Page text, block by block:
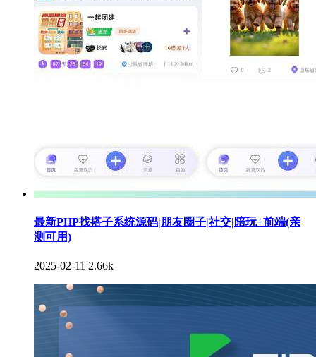
最新PHP找搭子系统源码|朋友圈子|社交|陪玩+前端(亲
测可用)
2025-02-11 2.66k